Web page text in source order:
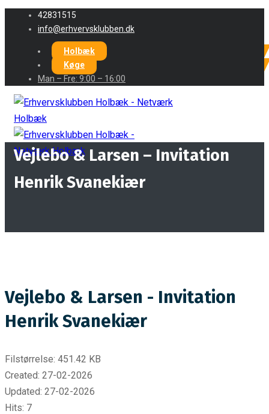
42831515
info@erhvervsklubben.dk
Holbæk
Køge
Man – Fre: 9:00 – 16:00
Vejlebo & Larsen – Invitation
Henrik Svanekiær
Vejlebo & Larsen - Invitation
Henrik Svanekiær
Filstørrelse: 451.42 KB
Created: 27-02-2026
Updated: 27-02-2026
Hits: 7